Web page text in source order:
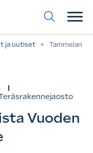
ja uutiset >
Tammelan
Vuoden